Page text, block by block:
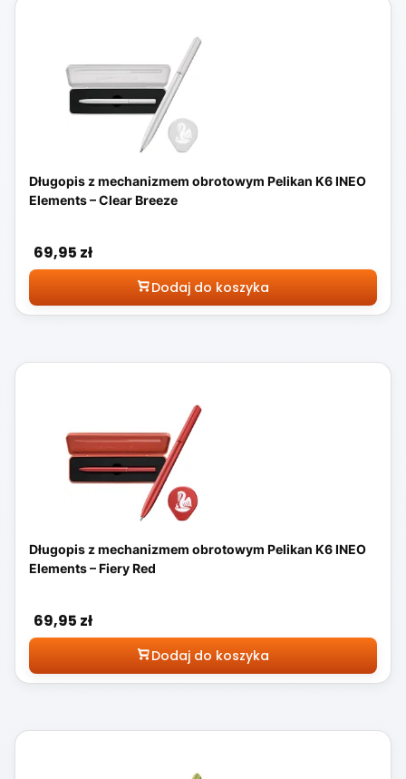
Długopis z mechanizmem obrotowym Pelikan K6 INEO
Elements – Clear Breeze
Cena
69,95 zł
Dodaj do koszyka
Długopis z mechanizmem obrotowym Pelikan K6 INEO
Elements – Fiery Red
Cena
69,95 zł
Dodaj do koszyka